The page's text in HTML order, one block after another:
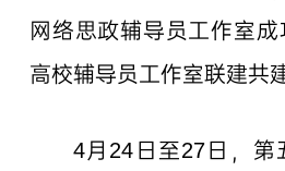
网络思政辅导员工作室
高校辅导员工作室联建共
4月24日至27日，第